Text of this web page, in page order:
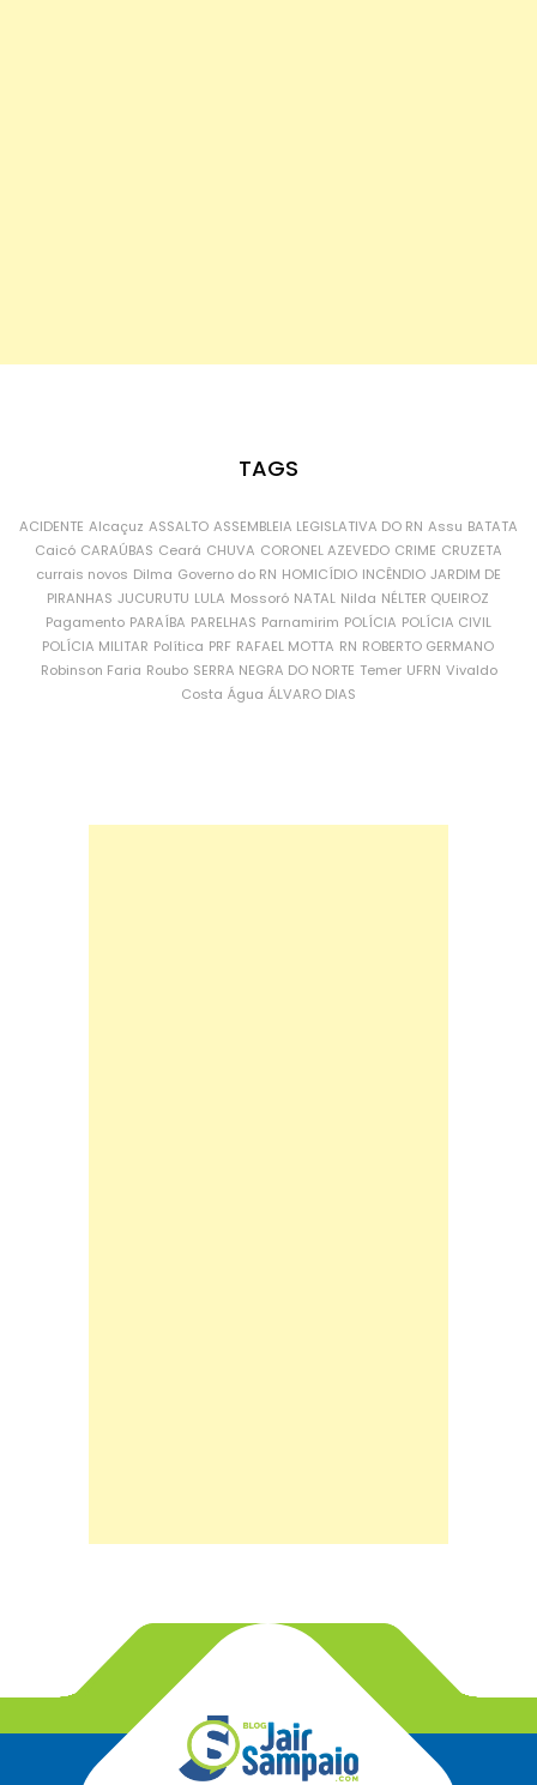
TAGS
ACIDENTE Alcaçuz ASSALTO ASSEMBLEIA LEGISLATIVA DO RN Assu BATATA
Caicó CARAÚBAS Ceará CHUVA CORONEL AZEVEDO CRIME CRUZETA
currais novos Dilma Governo do RN HOMICÍDIO INCÊNDIO JARDIM DE
PIRANHAS JUCURUTU LULA Mossoró NATAL Nilda NÉLTER QUEIROZ
Pagamento PARAÍBA PARELHAS Parnamirim POLÍCIA POLÍCIA CIVIL
POLÍCIA MILITAR Política PRF RAFAEL MOTTA RN ROBERTO GERMANO
Robinson Faria Roubo SERRA NEGRA DO NORTE Temer UFRN Vivaldo
Costa Água ÁLVARO DIAS